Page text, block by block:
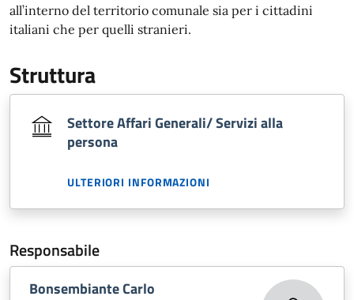
all’interno del territorio comunale sia per i cittadini
italiani che per quelli stranieri.
Struttura
Settore Affari Generali/ Servizi alla
persona
ULTERIORI INFORMAZIONI
Responsabile
Bonsembiante Carlo